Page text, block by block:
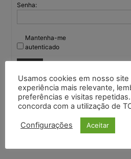
Senha:
Mantenha-me
autenticado
Continuar comGoogle
Continuar comX
Usamos cookies em nosso
experiência mais relevante,
preferências e visitas repetidas.
concorda com a utilização de
Configurações Aceitar